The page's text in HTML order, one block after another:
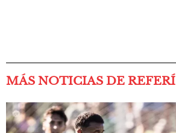
MÁS NOTICIAS DE REFERÍ